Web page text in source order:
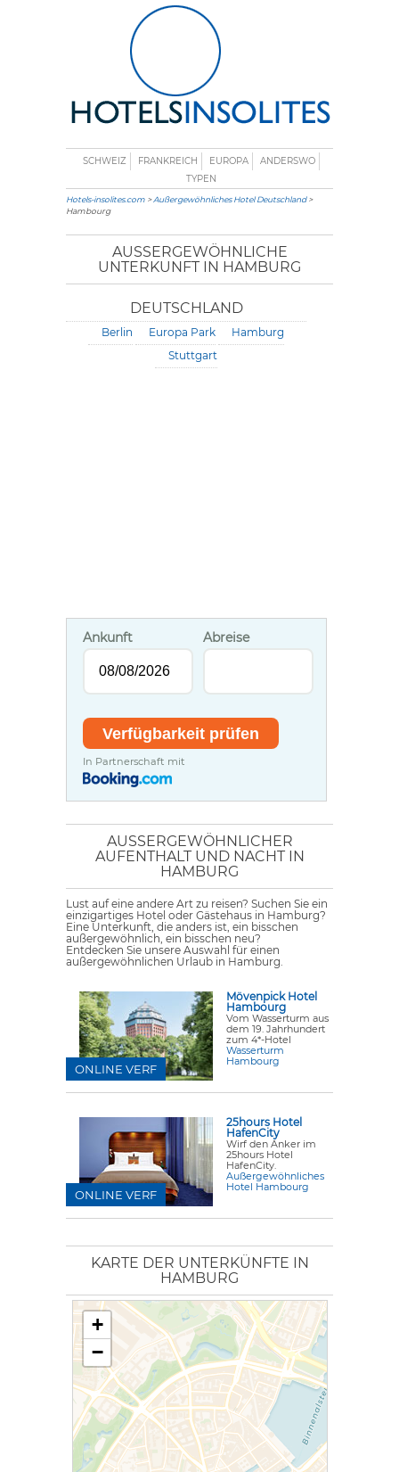
SCHWEIZ FRANKREICH EUROPA
ANDERSWO
TYPEN
Hotels-insolites.com >Außergewöhnliches Hotel Deutschland>
Hambourg
AUSSERGEWÖHNLICHE U
NTERKUNFT IN HAMBURG
DEUTSCHLAND
Berlin Europa Park
Hamburg
Stuttgart
Ankunft Abreise
In Partnerschaft mit
AUSSERGEWÖHNLICHER A
UFENTHALT UND NACHT IN H
AMBURG
Lust auf eine andere Art zu reisen? Suchen Sie ein
einzigartiges Hotel oder Gästehaus in Hamburg?
Eine Unterkunft, die anders ist, ein bisschen
außergewöhnlich, ein bisschen neu?
Entdecken Sie unsere Auswahl für einen
außergewöhnlichen Urlaub in Hamburg.
Mövenpick Hotel
Hambourg
Vom Wasserturm aus
dem 19. Jahrhundert
zum 4*-Hotel
Wasserturm
Hambourg
ONLINE VERF
25hours Hotel
HafenCity
Wirf den Anker im
25hours Hotel
HafenCity.
Außergewöhnliches
Hotel Hambourg
ONLINE VERF
KARTE DER UNTERKÜNFTE IN
HAMBURG
+
−